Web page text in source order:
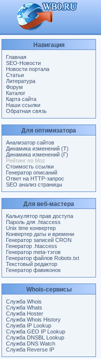
Навигация
Главная
SEO-Новости
Новости портала
Статьи
Литература
Форум
Каталог
Карта сайта
Наши ссылки
Обратная связь
Для оптимизатора
Анализатор сайтов
Динамика изменений (Т)
Динамика изменений (Г)
Рейтинг по Moz
Стоимость ссылки
Генератор описаний
Ответ на HTTP-запрос
SEO анализ страницы
Для веб-мастера
Калькулятор прав доступа
Пароль для .htaccess
Unix time конвертер
Конвертер даты и времени
Генератор записей CRON
Генератор .htaccess
Генератор meta-тэгов
Генератор файлов Robots.txt
Текстовый редактор
Генератор фавиконок
Whois-сервисы
Служба Whois
Служба Whats
Служба Hoster
Служба Whois History
Служба IP Lookup
Служба GEO IP Lookup
Служба DNSBL Lookup
Служба DNS Watch
Служба Reverse IP